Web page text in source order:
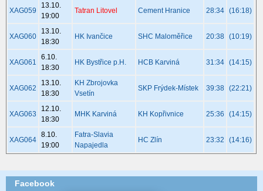
XAG059
13.10.
19:00
Tatran Litovel Cement Hranice 28:34 (16:18)
XAG060
13.10.
18:30
HK Ivančice SHC Maloměřice 20:38 (10:19)
XAG061
6.10.
18:30
HK Bystřice p.H. HCB Karviná 31:34 (14:15)
XAG062
13.10.
18:30
KH Zbrojovka
Vsetín
SKP Frýdek-Místek 39:38 (22:21)
XAG063
12.10.
18:30
MHK Karviná KH Kopřivnice 25:36 (14:15)
XAG064
8.10.
19:00
Fatra-Slavia
Napajedla
HC Zlín 23:32 (14:16)
Facebook